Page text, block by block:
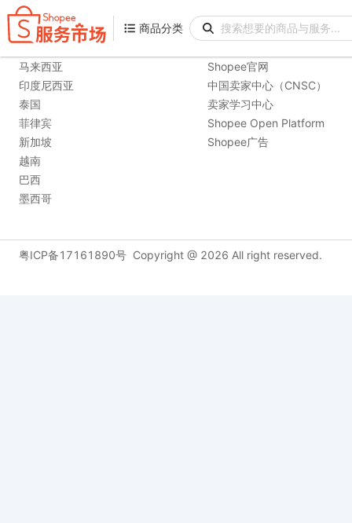
商品分类
商品分类
购物站点
马来西亚
印度尼西亚
泰国
菲律宾
新加坡
越南
巴西
墨西哥
相关链接
Shopee官网
中国卖家中心（CNSC）
卖家学习中心
Shopee Open Platform
Shopee广告
粤ICP备17161890号 Copyright @ 2026 All right reserved.